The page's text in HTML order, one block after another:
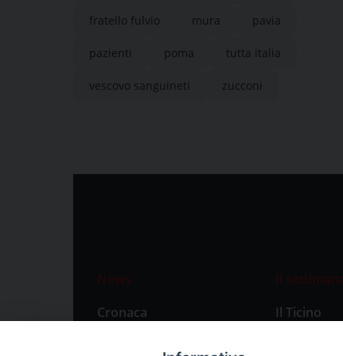
fratello fulvio mura pavia
pazienti poma tutta italia
vescovo sanguineti zucconi
News
Cronaca
Il
Il Ticino